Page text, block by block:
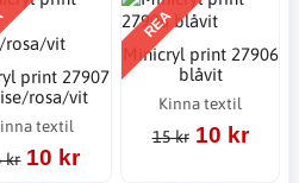
print 27907
rosa/vit
textil
kr 10 kr
REA
Minicryl print 27906
blåvit
Kinna textil
15 kr 10 kr